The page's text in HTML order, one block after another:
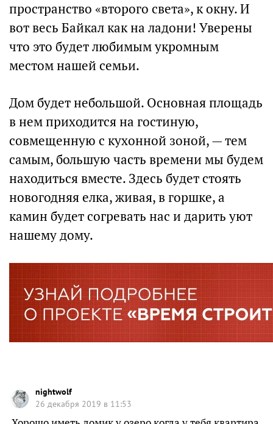
пространство «второго света», к окну. И
вот весь Байкал как на ладони! Уверены
что это будет любимым укромным
местом нашей семьи.
Дом будет небольшой. Основная площадь
в нем приходится на гостиную,
совмещенную с кухонной зоной, — тем
самым, большую часть времени мы будем
находиться вместе. Здесь будет стоять
новогодняя елка, живая, в горшке, а
камин будет согревать нас и дарить уют
нашему дому.
nightwolf
26 декабря 2019 в 11:53